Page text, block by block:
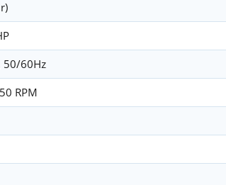
50/60Hz
RPM